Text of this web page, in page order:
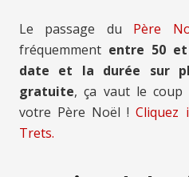
Le passage du Père
fréquemment entre 50 et
date et la durée sur
gratuite, ça vaut le
votre Père Noël !
Trets.